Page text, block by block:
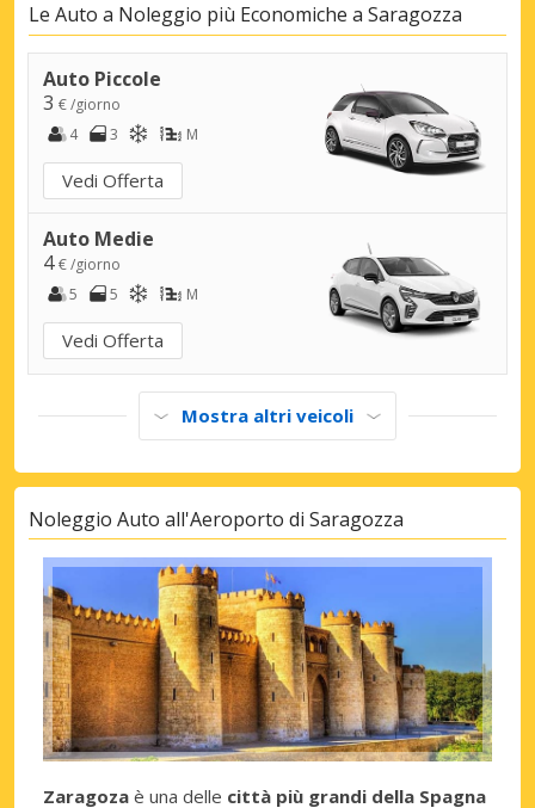
Le Auto a Noleggio più Economiche a Saragozza
Auto Piccole
3 € /giorno
4
3 M
Vedi Offerta
Auto Medie
4€ /giorno
5
5 M
Vedi Offerta
Mostra altri veicoli
Noleggio Auto all'Aeroporto di Saragozza
Zaragoza è una delle città più grandi della Spagna